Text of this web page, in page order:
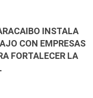
INSTALA
CON EMPRESAS
FORTALECER LA